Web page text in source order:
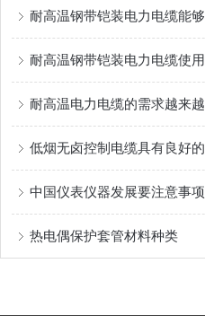
中国仪表仪器发展要注意事项
热电偶保护套管材料种类